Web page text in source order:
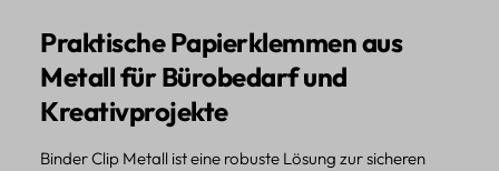
Praktische Papierklemmen aus
Metall für Bürobedarf und
Kreativprojekte
Binder Clip Metall ist eine robuste Lösung zur sicheren